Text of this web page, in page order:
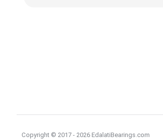
Copyright © 2017 - 2026 EdalatiBearings.com